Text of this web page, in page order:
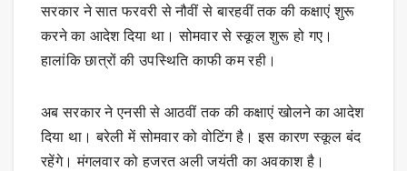
सरकार ने सात फरवरी से नौवीं से बारहवीं तक की कक्षाएं शुरू
करने का आदेश दिया था। सोमवार से स्कूल शुरू हो गए।
हालांकि छात्रों की उपस्थिति काफी कम रही।
अब सरकार ने एनसी से आठवीं तक की कक्षाएं खोलने का आदेश
दिया था। बरेली में सोमवार को वोटिंग है। इस कारण स्कूल बंद
रहेंगे। मंगलवार को हजरत अली जयंती का अवकाश है।